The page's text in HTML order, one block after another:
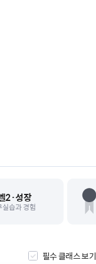
2·성장
실습과 경험
필수 클래스보기